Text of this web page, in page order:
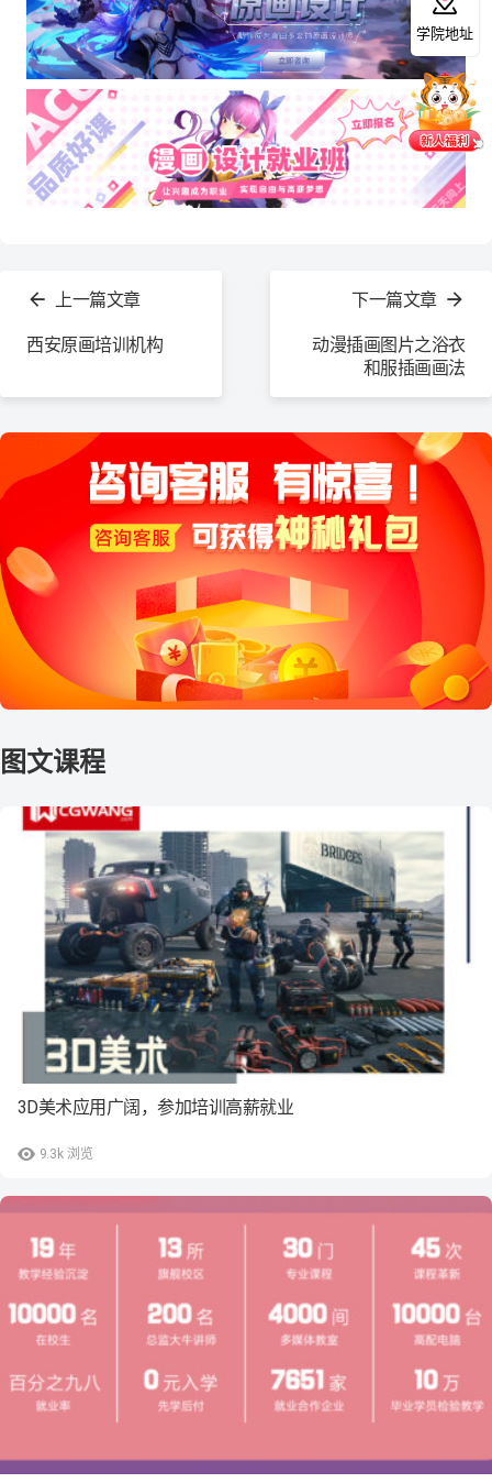
上一篇文章
西安原画培训机构
下一篇文章
动漫插画图片之浴衣
和服插画画法
9.3k 浏览
3D美术应用广阔，参加培训高薪就业
学院地址